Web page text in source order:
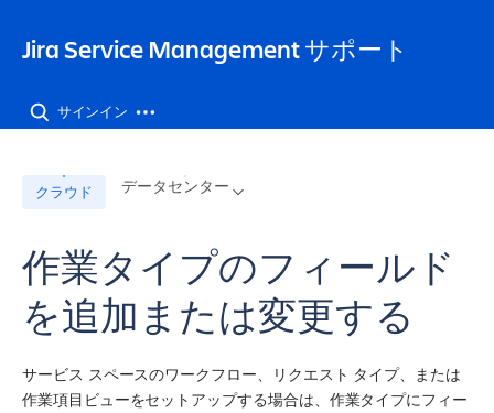
Jira Service Management サポート
サインイン
クラウド データセンター
作業タイプのフィールド
を追加または変更する
サービス スペースのワークフロー、リクエスト タイプ、または
作業項目ビューをセットアップする場合は、作業タイプにフィー